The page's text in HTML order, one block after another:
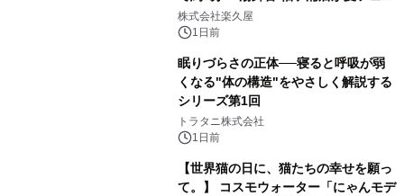
メニューを提供
株式会社楽久屋
1日前
眠りづらさの正体──寝ると呼吸が弱
くなる"体の構造"をやさしく解説する
シリーズ第1回
トラタニ株式会社
1日前
【世界猫の日に、猫たちの幸せを願っ
て。】 コスモウォーター「にゃんモデ